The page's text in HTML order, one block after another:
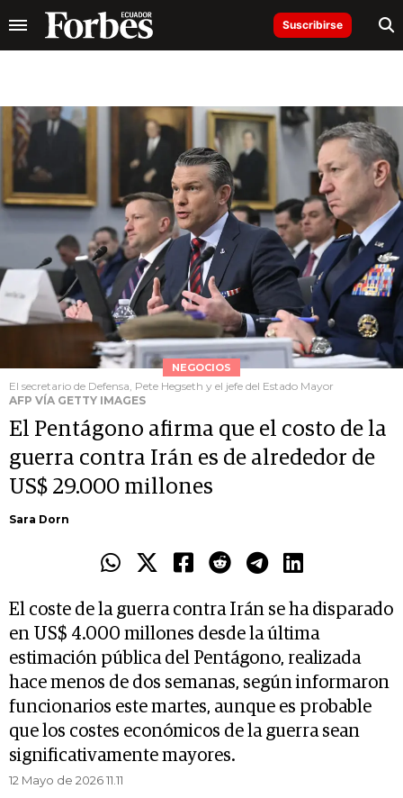
Suscribirse
NEGOCIOS
El secretario de Defensa, Pete Hegseth y el jefe del Estado Mayor
AFP VÍA GETTY IMAGES
El Pentágono afirma que el costo de la
guerra contra Irán es de alrededor de
US$ 29.000 millones
Sara Dorn
El coste de la guerra contra Irán se ha disparado
en US$ 4.000 millones desde la última
estimación pública del Pentágono, realizada
hace menos de dos semanas, según informaron
funcionarios este martes, aunque es probable
que los costes económicos de la guerra sean
significativamente mayores.
12 Mayo de 2026 11.11